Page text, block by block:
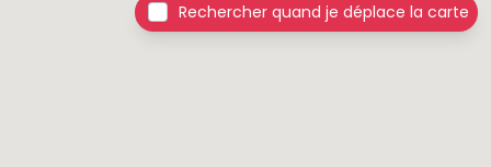
Rechercher quand je déplace la carte